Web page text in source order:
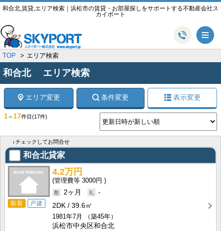
和合北,賃貸,エリア検索｜浜松市の賃貸・お部屋探しをサポートする不動産会社ス
カイポート
TOP エリア検索
和合北 エリア検索
エリア変更 条件変更 表示変更
1～17件目 (17件)
↓チェックしてお問合せ
和合北貸家
新着 戸建
4.2万円
3000円
2ヶ月
-
2DK
39.6㎡
1981年7月
（築45年）
浜松市中央区和合北